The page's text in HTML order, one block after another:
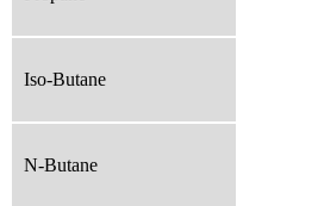
Iso-Butane
N-Butane